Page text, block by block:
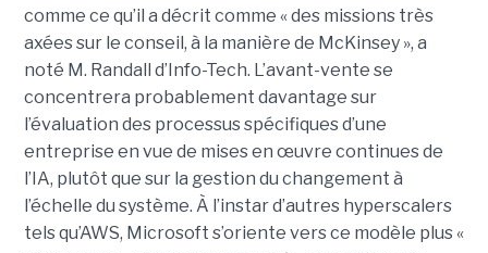
comme ce qu’il a décrit comme « des missions très
axées sur le conseil, à la manière de McKinsey », a
noté M. Randall d’Info-Tech. L’avant-vente se
concentrera probablement davantage sur
l’évaluation des processus spécifiques d’une
entreprise en vue de mises en œuvre continues de
l’IA, plutôt que sur la gestion du changement à
l’échelle du système. À l’instar d’autres hyperscalers
tels qu’AWS, Microsoft s’oriente vers ce modèle plus «